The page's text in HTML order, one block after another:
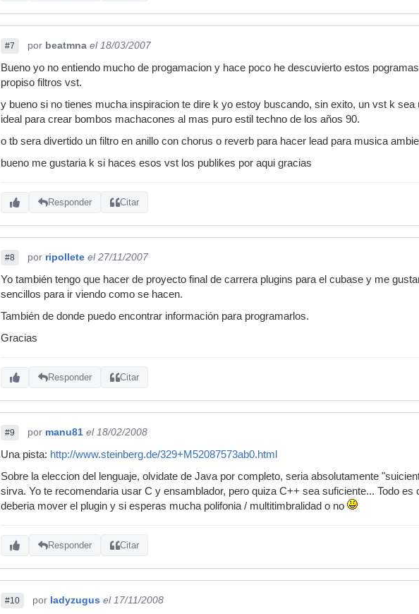
#7 por beatmna el 18/03/2007
Bueno yo no entiendo mucho de progamacion y hace poco he descuvierto estos
propiso filtros vst.
y bueno si no tienes mucha inspiracion te dire k yo estoy buscando, sin exito, un vst k
ideal para crear bombos machacones al mas puro estil techno de los años 90.
o tb sera divertido un filtro en anillo con chorus o reverb para hacer lead para musica
bueno me gustaria k si haces esos vst los publikes por aqui gracias
Responder Citar
#8 por ripollete el 27/11/2007
Yo también tengo que hacer de proyecto final de carrera plugins para el cubase y me
sencillos para ir viendo como se hacen.
También de donde puedo encontrar información para programarlos.
Gracias
Responder Citar
#9 por manu81 el 18/02/2008
Una pista: http://www.steinberg.de/329+M52087573ab0.html
Sobre la eleccion del lenguaje, olvidate de Java por completo, seria absolutamente
sirva. Yo te recomendaria usar C y ensamblador, pero quiza C++ sea suficiente... Todo
deberia mover el plugin y si esperas mucha polifonia / multitimbralidad o no
Responder Citar
#10 por ladyzugus el 17/11/2008